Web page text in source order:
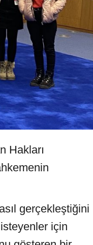
Hakları
gerçekleştiğini
için